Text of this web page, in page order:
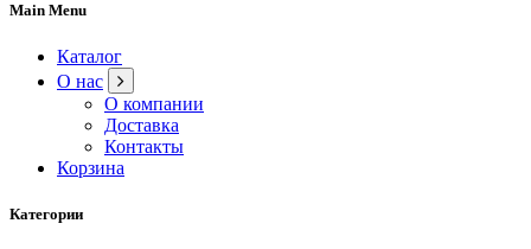
Main Menu
Каталог
О нас
О компании
Доставка
Контакты
Корзина
Категории